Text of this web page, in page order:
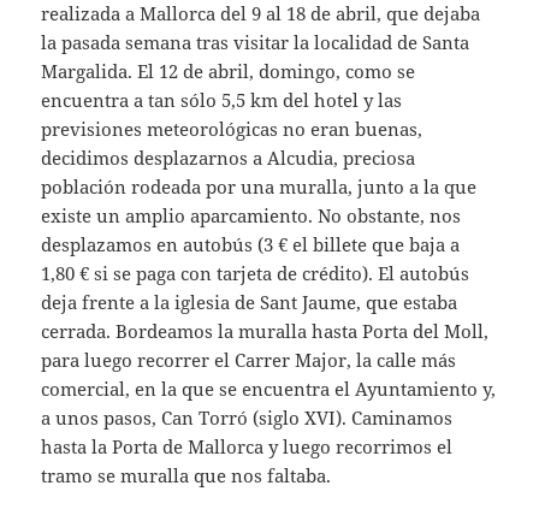
realizada a Mallorca del 9 al 18 de abril, que dejaba
la pasada semana tras visitar la localidad de Santa
Margalida. El 12 de abril, domingo, como se
encuentra a tan sólo 5,5 km del hotel y las
previsiones meteorológicas no eran buenas,
decidimos desplazarnos a Alcudia, preciosa
población rodeada por una muralla, junto a la que
existe un amplio aparcamiento. No obstante, nos
desplazamos en autobús (3 € el billete que baja a
1,80 € si se paga con tarjeta de crédito). El autobús
deja frente a la iglesia de Sant Jaume, que estaba
cerrada. Bordeamos la muralla hasta Porta del Moll,
para luego recorrer el Carrer Major, la calle más
comercial, en la que se encuentra el Ayuntamiento y,
a unos pasos, Can Torró (siglo XVI). Caminamos
hasta la Porta de Mallorca y luego recorrimos el
tramo se muralla que nos faltaba.